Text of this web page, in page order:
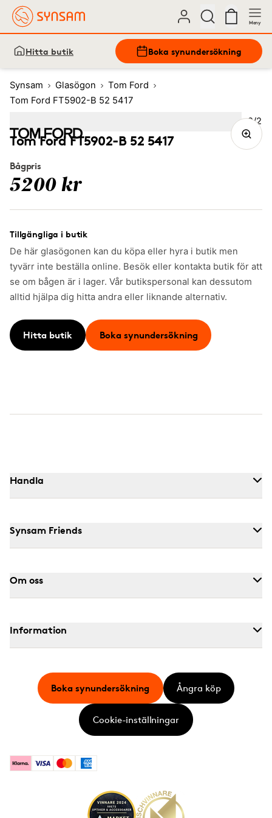
Meny
Hitta butik Boka synundersökning
Synsam Glasögon
Tom Ford
Tom Ford FT5902-B 52 5417
Tom Ford FT5902-B 52 5417
Bågpris
5200 kr
Tillgängliga i butik
De här glasögonen kan du köpa eller hyra i butik men
tyvärr inte beställa online. Besök eller kontakta butik för att
se om bågen är i lager. Vår butikspersonal kan dessutom
alltid hjälpa dig hitta andra eller liknande alternativ.
Hitta butik Boka synundersökning
Bild
2/2
Image (Current image)
Handla
Synsam Friends
Om oss
Information
KlarnaVisa MastercardAmerican Express
Boka synundersökning Ångra köp
Cookie-inställningar